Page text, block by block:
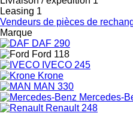
Leasing 1
Vendeurs de pièces de
Marque
DAF 290
Ford 118
IVECO 245
Krone
MAN 330
Mercedes-
Renault 248